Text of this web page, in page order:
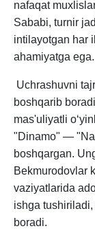
nafaqat
Sababi, turnir
intilayotgan har
ahamiyatga ega.
Uchrashuvni
boshqarib
mas'uliyatli
"Dinamo" —
boshqargan.
Bekmurodovlar
vaziyatlarida
ishga
boradi.